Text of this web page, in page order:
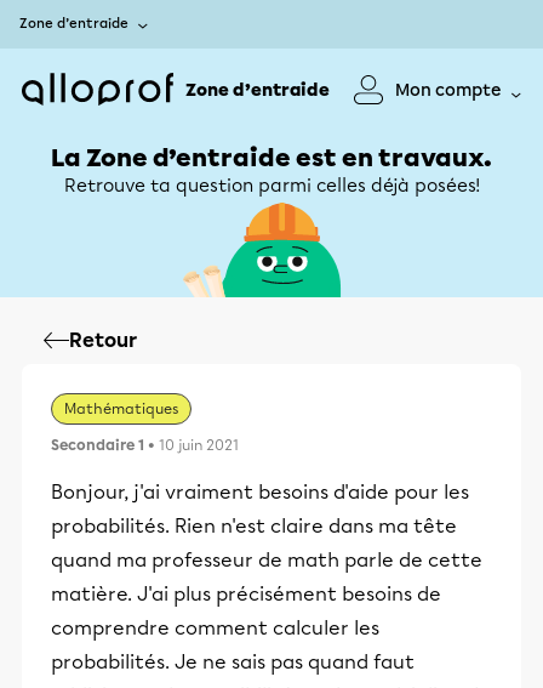
Zone d’entraide
Zone d’entraide Mon compte
La Zone d’entraide est en travaux.
Retrouve ta question parmi celles déjà posées!
Retour
Mathématiques
Secondaire 1 • 10 juin 2021
Bonjour, j'ai vraiment besoins d'aide pour les
probabilités. Rien n'est claire dans ma tête
quand ma professeur de math parle de cette
matière. J'ai plus précisément besoins de
comprendre comment calculer les
probabilités. Je ne sais pas quand faut